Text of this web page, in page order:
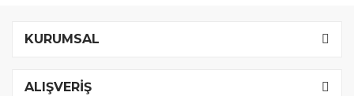
KURUMSAL
ALIŞVERİŞ